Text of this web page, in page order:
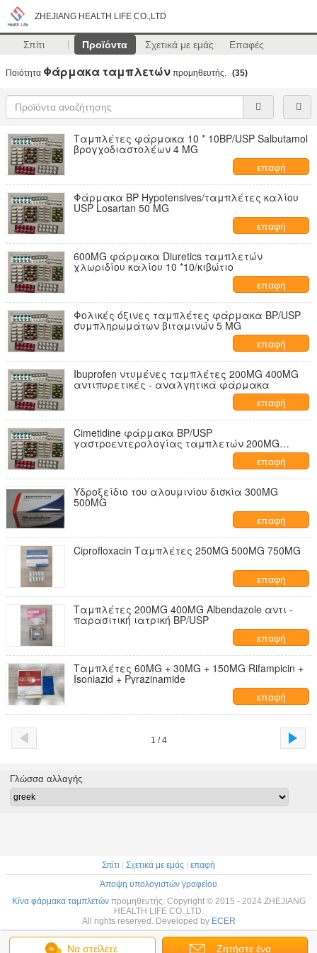
ZHEJIANG HEALTH LIFE CO.,LTD
Σπίτι Προϊόντα Σχετικά με εμάς Επαφές
Ποιότητα Φάρμακα ταμπλετών προμηθευτής. (35)
Ταμπλέτες φάρμακα 10 * 10BP/USP Salbutamol
βρογχοδιαστολέων 4 MG
επαφή
Φάρμακα BP Hypotensives/ταμπλέτες καλίου
USP Losartan 50 MG
επαφή
600MG φάρμακα Diuretics ταμπλετών
χλωριδίου καλίου 10 *10/κιβώτιο
επαφή
Φολικές όξινες ταμπλέτες φάρμακα BP/USP
συμπληρωμάτων βιταμινών 5 MG
επαφή
Ibuprofen ντυμένες ταμπλέτες 200MG 400MG
αντιπυρετικές - αναλγητικά φάρμακα
επαφή
Cimetidine φάρμακα BP/USP
γαστροεντερολογίας ταμπλετών 200MG
επαφή
Υδροξείδιο του αλουμινίου δισκία 300MG
500MG
επαφή
Ciprofloxacin Ταμπλέτες 250MG 500MG 750MG
επαφή
Ταμπλέτες 200MG 400MG Albendazole αντι -
παρασιτική ιατρική BP/USP
επαφή
Ταμπλέτες 60MG + 30MG + 150MG Rifampicin +
Isoniazid + Pyrazinamide
επαφή
1 / 4
Να στείλετε Ζητήστε ένα
Γλώσσα αλλαγής
Σπίτι Σχετικά με εμάς
επαφή
Άποψη υπολογιστών γραφείου
Κίνα φάρμακα ταμπλετώνπρομηθευτής. Copyright © 2015 - 2024 ZHEJIANG
HEALTH LIFE CO.,LTD.
All rights reserved. Developed by ECER